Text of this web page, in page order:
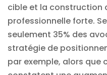
cible et la construction
professionnelle forte.
seulement 35% des
stratégie de
par exemple, alors que